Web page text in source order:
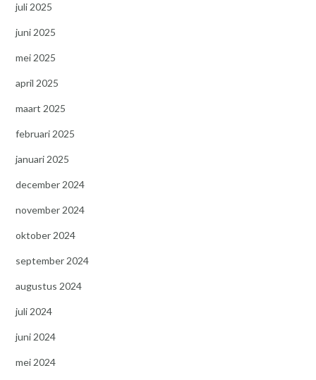
juli 2025
juni 2025
mei 2025
april 2025
maart 2025
februari 2025
januari 2025
december 2024
november 2024
oktober 2024
september 2024
augustus 2024
juli 2024
juni 2024
mei 2024